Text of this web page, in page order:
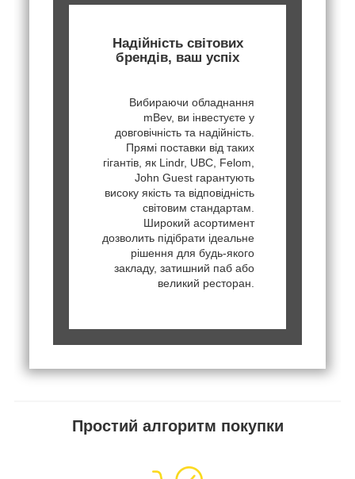
Надійність світових
брендів, ваш успіх
Вибираючи обладнання
mBev, ви інвестуєте у
довговічність та надійність.
Прямі поставки від таких
гігантів, як Lindr, UBC, Felom,
John Guest гарантують
високу якість та відповідність
світовим стандартам.
Широкий асортимент
дозволить підібрати ідеальне
рішення для будь-якого
закладу, затишний паб або
великий ресторан.
Простий алгоритм покупки